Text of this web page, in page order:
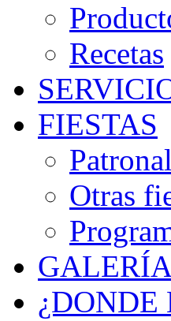
Recetas
FIESTAS
Otras
GALERÍA
¿DONDE